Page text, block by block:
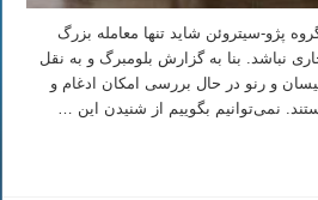
پژو-سیتروئن شاید تنها معامله بزرگ
نباشد. بنا به گزارش بلومبرگ و به نقل
و رنو در حال بررسی امکان ادغام و
نمی‌توانیم بگوییم از شنیدن این …